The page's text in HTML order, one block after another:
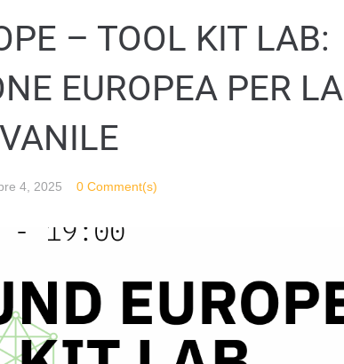
– TOOL KIT LAB:
EUROPEA PER LA
4, 2025 0 Comment(s)